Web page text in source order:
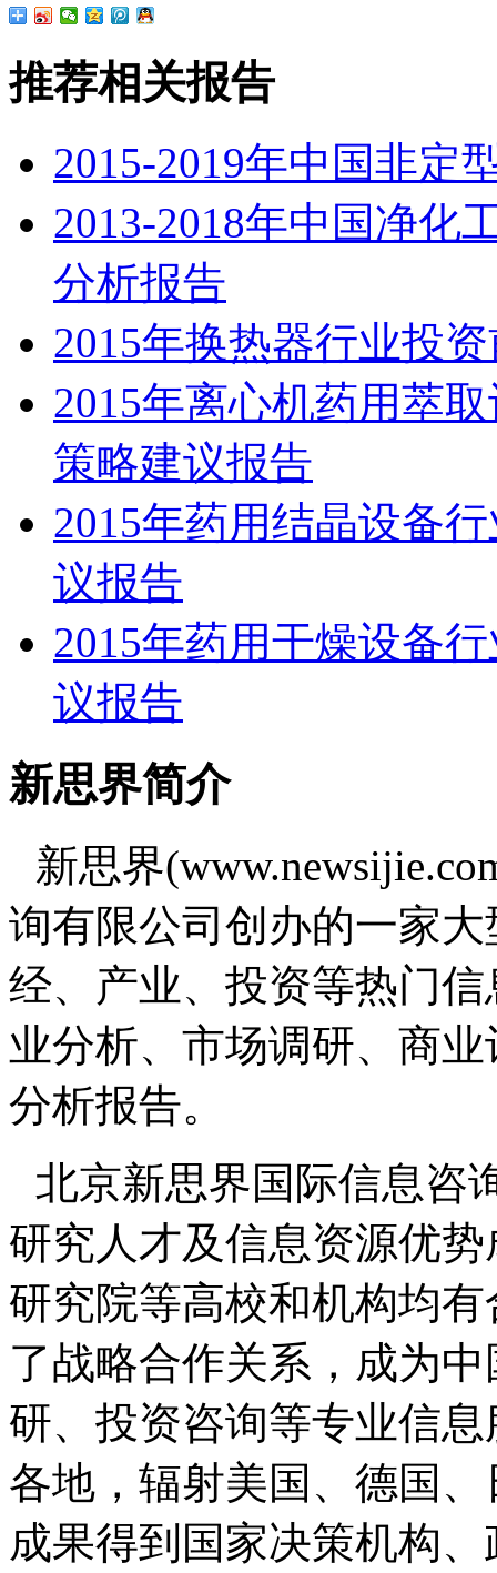
推荐相关报告
2015-2019年中国非定
2013-2018年中国净化
分析报告
2015年换热器行业投
2015年离心机药用萃
策略建议报告
2015年药用结晶设备
议报告
2015年药用干燥设备
议报告
新思界简介
新思界
询有限公司创办的一家
经、产业、投资等热门
业分析、市场调研、商
分析报告。
北京新思界国际信息咨
研究人才及信息资源优
研究院等高校和机构均
了战略合作关系，成为
研、投资咨询等专业信
各地，辐射美国、德国
成果得到国家决策机构